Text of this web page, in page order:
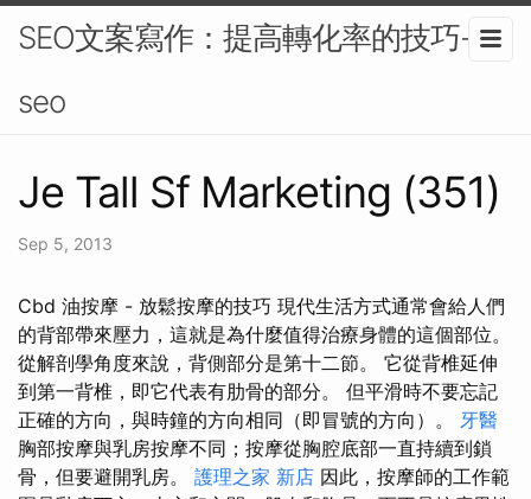
SEO文案寫作：提高轉化率的技巧-
seo
Je Tall Sf Marketing (351)
Sep 5, 2013
Cbd 油按摩 - 放鬆按摩的技巧 現代生活方式通常會給人們
的背部帶來壓力，這就是為什麼值得治療身體的這個部位。
從解剖學角度來說，背側部分是第十二節。 它從背椎延伸
到第一背椎，即它代表有肋骨的部分。 但平滑時不要忘記
正確的方向，與時鐘的方向相同（即冒號的方向）。 牙醫
胸部按摩與乳房按摩不同；按摩從胸腔底部一直持續到鎖
骨，但要避開乳房。 護理之家 新店 因此，按摩師的工作範